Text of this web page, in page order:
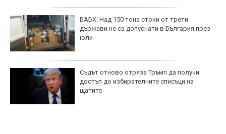
БАБХ: Над 150 тона стоки от трети
държави не са допуснати в България през
юли
Съдът отново отряза Тръмп да получи
достъп до избирателните списъци на
щатите